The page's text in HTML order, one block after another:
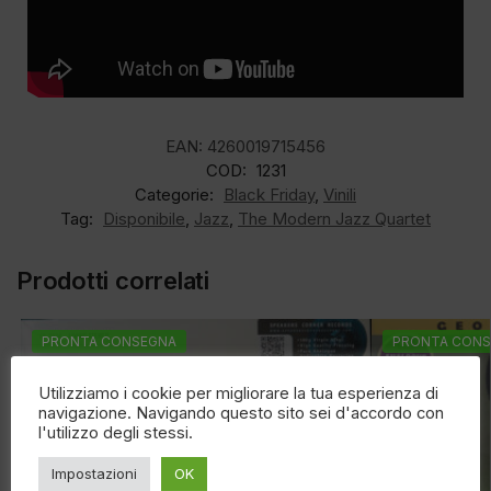
EAN: 4260019715456
COD: 1231
Categorie:
Black Friday, Vinili
Tag:
Disponibile, Jazz, The Modern Jazz Quartet
Prodotti correlati
PRONTA CONSEGNA PRONTA
Utilizziamo i cookie per migliorare la tua esperienza di
navigazione. Navigando questo sito sei d'accordo con
l'utilizzo degli stessi.
Impostazioni OK